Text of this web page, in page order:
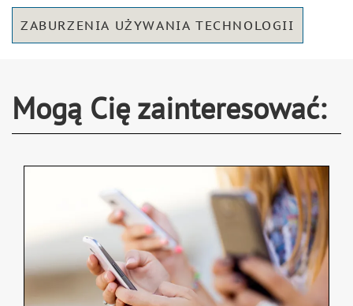
ZABURZENIA UŻYWANIA TECHNOLOGII
Mogą Cię zainteresować: